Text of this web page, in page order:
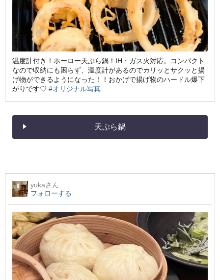
温度計付き！ホーロー天ぷら鍋！IH・ガス火対応。コンパクト
なので収納にも困らず、温度計があるのでカリッとサクッと揚
げ物ができるようになった！！おかげで揚げ物のハードル爆下
がりです♡ #オリジナル写真
天ぷら鍋
yukaさん
フォローする